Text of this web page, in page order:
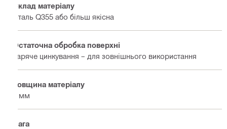
Склад матеріалу
Сталь Q355 або більш якісна
Остаточна обробка поверхні
Гаряче цинкування – для зовнішнього використання
Товщина матеріалу
6 мм
Вага